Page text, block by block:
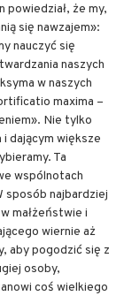
powiedział, że my,
się nawzajem»:
nauczyć się
naszych
w naszych
maxima –
Nie tylko
dającym większe
Ta
wspólnotach
sposób najbardziej
małżeństwie i
wiernie aż
aby pogodzić się z
osoby,
coś wielkiego